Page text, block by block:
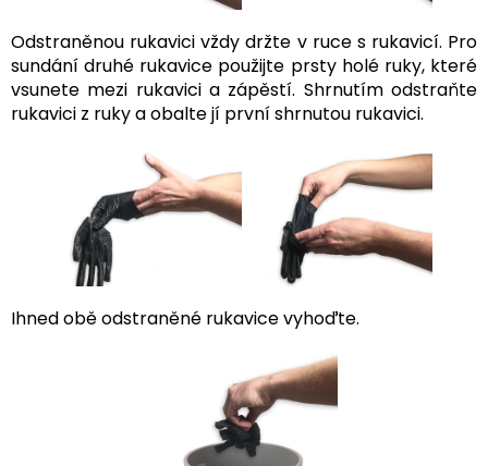
Odstraněnou rukavici vždy držte v ruce s rukavicí. Pro
sundání druhé rukavice použijte prsty holé ruky, které
vsunete mezi rukavici a zápěstí. Shrnutím odstraňte
rukavici z ruky a obalte jí první shrnutou rukavici.
Ihned obě odstraněné rukavice vyhoďte.